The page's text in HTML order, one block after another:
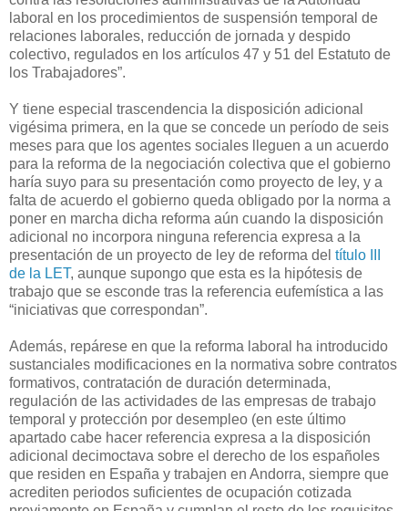
laboral en los procedimientos de suspensión temporal de
relaciones laborales, reducción de jornada y despido
colectivo, regulados en los artículos 47 y 51 del Estatuto de
los Trabajadores”.
Y tiene especial trascendencia la disposición adicional
vigésima primera, en la que se concede un período de seis
meses para que los agentes sociales lleguen a un acuerdo
para la reforma de la negociación colectiva que el gobierno
haría suyo para su presentación como proyecto de ley, y a
falta de acuerdo el gobierno queda obligado por la norma a
poner en marcha dicha reforma aún cuando la disposición
adicional no incorpora ninguna referencia expresa a la
presentación de un proyecto de ley de reforma del título III
de la LET, aunque supongo que esta es la hipótesis de
trabajo que se esconde tras la referencia eufemística a las
“iniciativas que correspondan”.
Además, repárese en que la reforma laboral ha introducido
sustanciales modificaciones en la normativa sobre contratos
formativos, contratación de duración determinada,
regulación de las actividades de las empresas de trabajo
temporal y protección por desempleo (en este último
apartado cabe hacer referencia expresa a la disposición
adicional decimoctava sobre el derecho de los españoles
que residen en España y trabajen en Andorra, siempre que
acrediten periodos suficientes de ocupación cotizada